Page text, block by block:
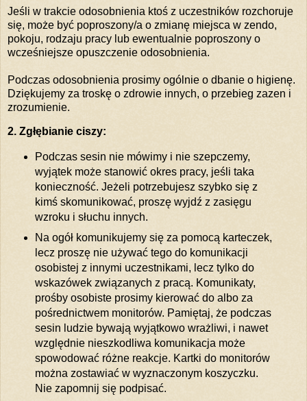
Jeśli w trakcie odosobnienia ktoś z uczestników rozchoruje
się, może być poproszony/a o zmianę miejsca w zendo,
pokoju, rodzaju pracy lub ewentualnie poproszony o
wcześniejsze opuszczenie odosobnienia.
Podczas odosobnienia prosimy ogólnie o dbanie o higienę.
Dziękujemy za troskę o zdrowie innych, o przebieg zazen i
zrozumienie.
2. Zgłębianie ciszy:
Podczas sesin nie mówimy i nie szepczemy,
wyjątek może stanowić okres pracy, jeśli taka
konieczność. Jeżeli potrzebujesz szybko się z
kimś skomunikować, proszę wyjdź z zasięgu
wzroku i słuchu innych.
Na ogół komunikujemy się za pomocą karteczek,
lecz proszę nie używać tego do komunikacji
osobistej z innymi uczestnikami, lecz tylko do
wskazówek związanych z pracą. Komunikaty,
prośby osobiste prosimy kierować do albo za
pośrednictwem monitorów. Pamiętaj, że podczas
sesin ludzie bywają wyjątkowo wrażliwi, i nawet
względnie nieszkodliwa komunikacja może
spowodować różne reakcje. Kartki do monitorów
można zostawiać w wyznaczonym koszyczku.
Nie zapomnij się podpisać.